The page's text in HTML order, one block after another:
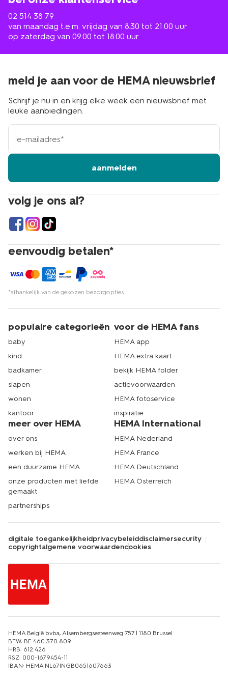
02 514 38 79
van maandag t.e.m. vrijdag van 8.30 tot 21.00 uur
op zaterdag van 09.00 tot 18.00 uur
volg je ons al?
eenvoudig betalen*
*afhankelijk van de gekozen bezorgopties
meld je aan voor de HEMA nieuwsbrief
Schrijf je nu in en krijg elke week een nieuwsbrief met
leuke aanbiedingen.
e-
mailadres
aanmelden
populaire categorieën
baby
kind
badkamer
slapen
wonen
kantoor
voor de HEMA fans
HEMA app
HEMA extra kaart
bekijk HEMA folder
actievoorwaarden
HEMA fotoservice
inspiratie
meer over HEMA
over ons
werken bij HEMA
een duurzame HEMA
onze producten met liefde
gemaakt
partnerships
HEMA International
HEMA Nederland
HEMA France
HEMA Deutschland
HEMA Österreich
digitale toegankelijkheidprivacybeleiddisclaimersecurity
copyrightalgemene voorwaardencookies
HEMA België bvba, Alsembergsesteenweg 757 | 1180 Brussel
BTW: BE 460.370.809
HRB: 612.426
RSZ: 000-1679454-11
IBAN: HEMA NL67INGB0651607663